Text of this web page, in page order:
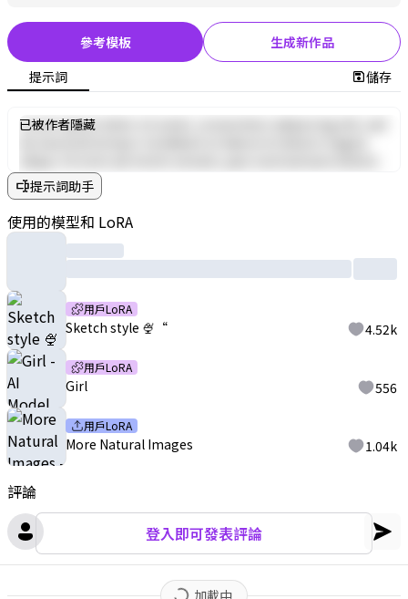
評論
登入即可發表評論
加載中
參考模板
生成新作品
提示詞
儲存
Lorem ipsum dolor sit amet, consectetur adipiscing elit, sed
ullamco laboris nisi ut aliquip ex ea commodo consequat. Duis
aute irure dolor in reprehenderit in voluptate velit esse cillum
dolore eu fugiat nulla pariatur. Excepteur sint occaecat
cupidatat non proident, sunt in culpa qui officia deserunt
已被作者隱藏
提示詞助手
使用的模型和 LoRA
用戶LoRA
Sketch style 🍨“ 4.52k
用戶LoRA
Girl 556
用戶LoRA
More Natural Images 1.04k